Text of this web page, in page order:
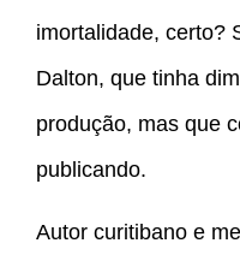
imortalidade, certo?
Dalton, que tinha
produção, mas que
publicando.
Autor curitibano e